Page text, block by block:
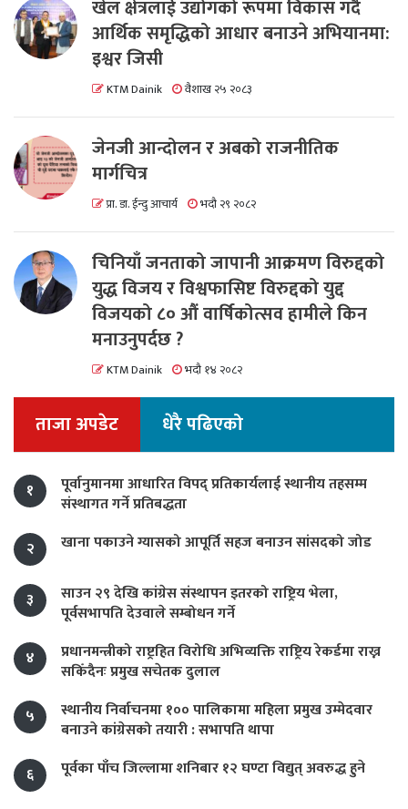
खेल क्षेत्रलाई उद्योगको रूपमा विकास गर्दै
आर्थिक समृद्धिको आधार बनाउने अभियानमा:
इश्वर जिसी
KTM Dainik वैशाख २५ २०८३
जेनजी आन्दोलन र अबको राजनीतिक
मार्गचित्र
प्रा. डा. ईन्दु आचार्य भदौ २९ २०८२
चिनियाँ जनताको जापानी आक्रमण विरुद्दको
युद्ध विजय र विश्वफासिष्ट विरुद्दको युद्द
विजयको ८० औं वार्षिकोत्सव हामीले किन
मनाउनुपर्दछ ?
KTM Dainik भदौ १४ २०८२
ताजा अपडेट धेरै पढिएको
१
पूर्वानुमानमा आधारित विपद् प्रतिकार्यलाई स्थानीय तहसम्म
संस्थागत गर्ने प्रतिबद्धता
२
खाना पकाउने ग्यासको आपूर्ति सहज बनाउन सांसदको जोड
३
साउन २९ देखि कांग्रेस संस्थापन इतरको राष्ट्रिय भेला,
पूर्वसभापति देउवाले सम्बोधन गर्ने
४
प्रधानमन्त्रीको राष्ट्रहित विरोधि अभिव्यक्ति राष्ट्रिय रेकर्डमा राख्न
सकिँदैनः प्रमुख सचेतक दुलाल
५
स्थानीय निर्वाचनमा १०० पालिकामा महिला प्रमुख उम्मेदवार
बनाउने कांग्रेसको तयारी : सभापति थापा
६
पूर्वका पाँच जिल्लामा शनिबार १२ घण्टा विद्युत् अवरुद्ध हुने